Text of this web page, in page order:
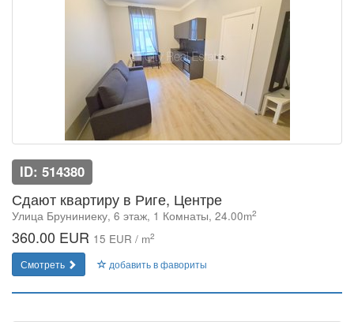
ID: 514380
Сдают квартиру в Риге, Центре
Улица Бруниниеку, 6 этаж, 1 Комнаты, 24.00m2
360.00 EUR 15 EUR / m2
Смотреть добавить в фавориты